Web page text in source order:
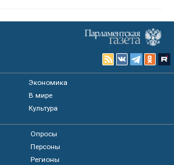
Экономика
В мире
Культура
Опросы
Персоны
Регионы